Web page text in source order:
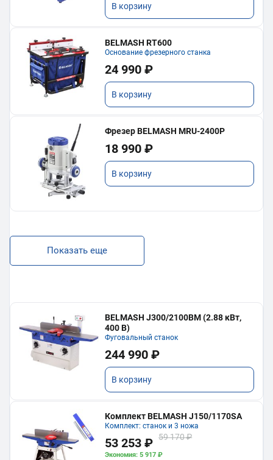
В корзину
BELMASH RT600
Основание фрезерного станка
24 990 ₽
В корзину
Фрезер BELMASH MRU-2400P
18 990 ₽
В корзину
Показать еще
BELMASH J300/2100ВМ (2.88 кВт,
400 В)
Фуговальный станок
244 990 ₽
В корзину
Комплект BELMASH J150/1170SA
Комплект: станок и 3 ножа
53 253 ₽ 59 170 ₽
Экономия: 5 917 ₽